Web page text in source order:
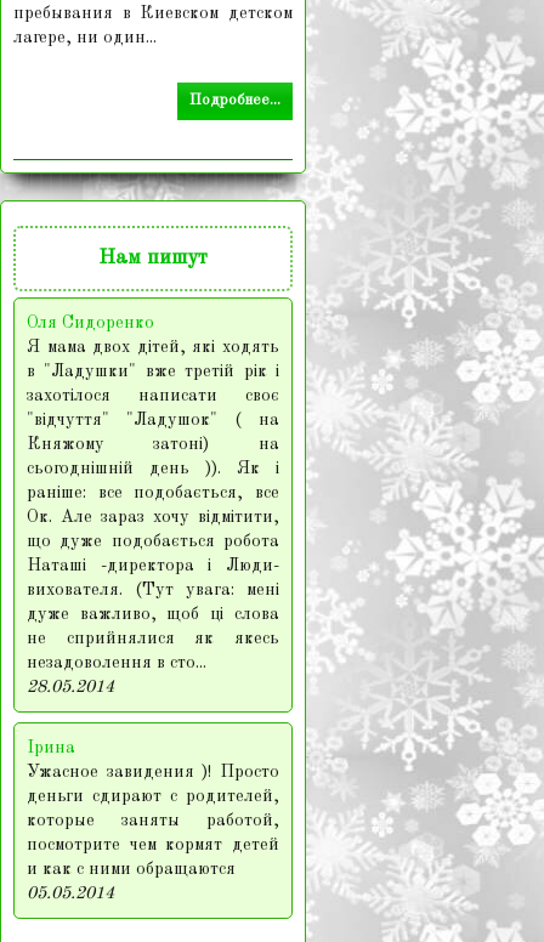
пребывания в Киевском детском
лагере, ни один...
Подробнее...
Нам пишут
Оля Сидоренко
Я мама двох дітей, які ходять
в "Ладушки" вже третій рік і
захотілося написати своє
"відчуття" "Ладушок" ( на
Княжому затоні) на
сьогоднішній день )). Як і
раніше: все подобається, все
Ок. Але зараз хочу відмітити,
що дуже подобається робота
Наташі -директора і Люди-
вихователя. (Тут увага: мені
дуже важливо, щоб ці слова
не сприйнялися як якесь
незадоволення в сто...
28.05.2014
Ірина
Ужасное завидения )! Просто
деньги сдирают с родителей,
которые заняты работой,
посмотрите чем кормят детей
и как с ними обращаются
05.05.2014